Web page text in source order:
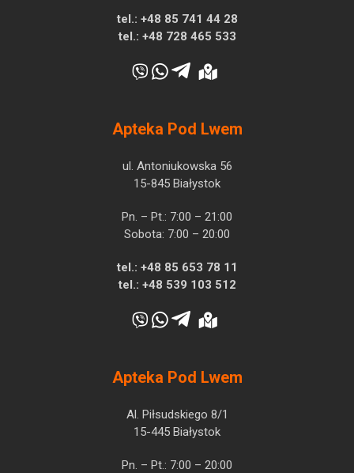
tel.: +48 85 741 44 28
tel.: +48 728 465 533
Apteka Pod Lwem
ul. Antoniukowska 56
15-845 Białystok
Pn. – Pt.: 7:00 – 21:00
Sobota: 7:00 – 20:00
tel.: +48 85 653 78 11
tel.: +48 539 103 512
Apteka Pod Lwem
Al. Piłsudskiego 8/1
15-445 Białystok
Pn. – Pt.: 7:00 – 20:00